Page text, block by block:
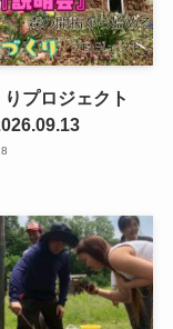
りプロジェクト